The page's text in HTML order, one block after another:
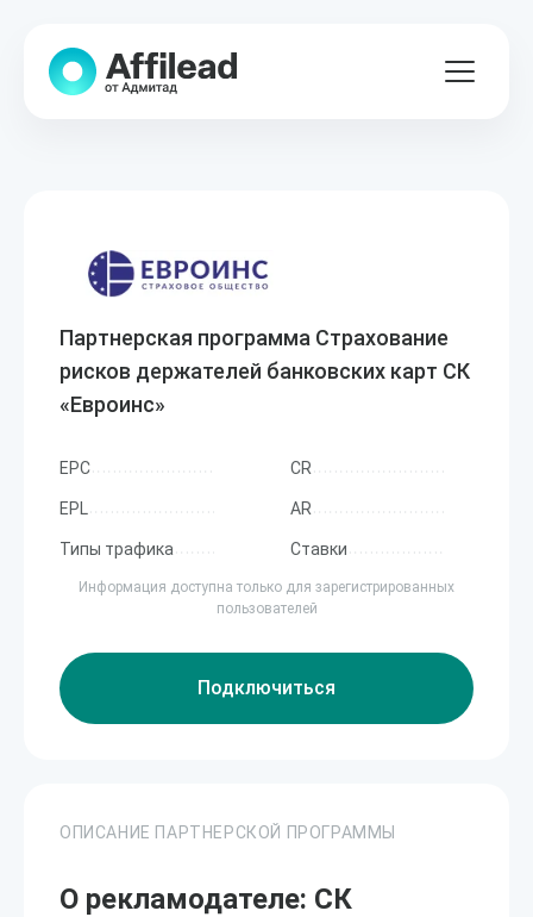
Партнерская программа Страхование
рисков держателей банковских карт СК
«Евроинс»
EPC CR
EPL AR
Типы трафика Ставки
Информация доступна только для зарегистрированных
пользователей
Подключиться
ОПИСАНИЕ ПАРТНЕРСКОЙ ПРОГРАММЫ
О рекламодателе: СК